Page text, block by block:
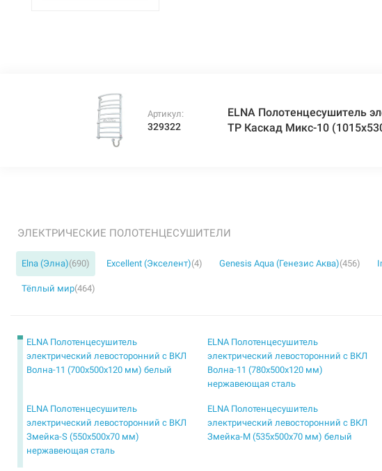
Артикул:
329322
ELNA Полотенцесушитель
ТР Каскад Микс-10
ЭЛЕКТРИЧЕСКИЕ ПОЛОТЕНЦЕСУШИТЕЛИ
Elna (Элна)(690) Excellent (Экселент)(4) Genesis Aqua (Генезис Аква)(456)
Тёплый мир(464)
ELNA Полотенцесушитель
электрический левосторонний с ВКЛ
Волна-11 (700х500х120 мм) белый
ELNA Полотенцесушитель
электрический левосторонний с ВКЛ
Волна-11 (780х500х120 мм)
нержавеющая сталь
ELNA Полотенцесушитель
электрический левосторонний с ВКЛ
Змейка-S (550х500х70 мм)
нержавеющая сталь
ELNA Полотенцесушитель
электрический левосторонний с ВКЛ
Змейка-М (535х500х70 мм) белый